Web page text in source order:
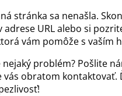
stránka sa nenašla.
adrese URL alebo si
vám pomôže s vaším
nejaký problém? Pošlite
vás obratom kontaktovať.